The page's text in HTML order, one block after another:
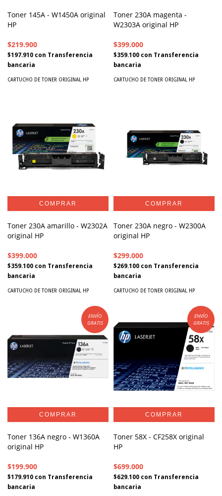
Toner 145A - W1450A original
HP
$219.900
$197.910 con Transferencia
bancaria
CARTUCHO DE TONER ORIGINAL HP
Toner 230A magenta -
W2303A original HP
$399.000
$359.100 con Transferencia
bancaria
CARTUCHO DE TONER ORIGINAL HP
Toner 230A amarillo - W2302A
original HP
$399.000
$359.100 con Transferencia
bancaria
CARTUCHO DE TONER ORIGINAL HP
Toner 230A negro - W2300A
original HP
$299.000
$269.100 con Transferencia
bancaria
CARTUCHO DE TONER ORIGINAL HP
ENVÍO
GRATIS
Toner 136A negro - W1360A
original HP
$199.900
$179.910 con Transferencia
bancaria
ENVÍO
GRATIS
Toner 58X - CF258X original
HP
$699.000
$629.100 con Transferencia
bancaria